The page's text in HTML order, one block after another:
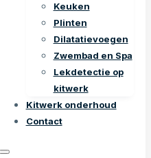
Keuken
Plinten
Dilatatievoegen
Zwembad en Spa
Lekdetectie op
kitwerk
Kitwerk onderhoud
Contact